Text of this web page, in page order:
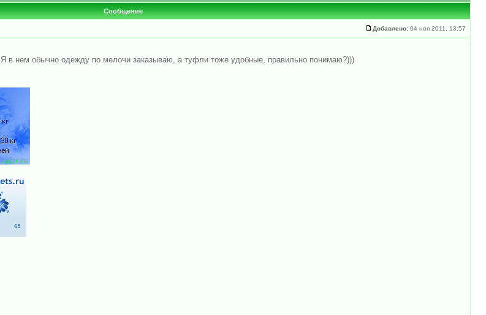
Сообщение
Добавлено: 04 ноя 2011, 13:57
в нем обычно одежду по мелочи заказываю, а туфли тоже удобные, правильно понимаю?)))